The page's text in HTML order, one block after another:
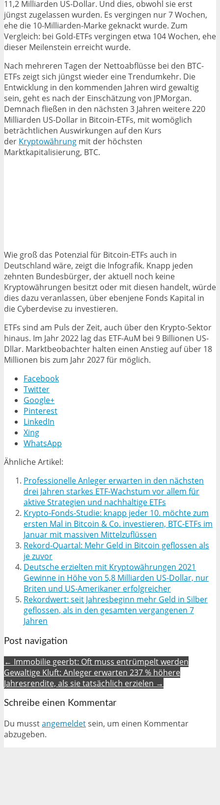
11,2 Milliarden US-Dollar. Und dies, obwohl sie erst
jüngst zugelassen wurden. Es vergingen nur 7 Wochen,
ehe die 10-Milliarden-Marke geknackt wurde. Zum
Vergleich: bei Gold-ETFs vergingen etwa 104 Wochen, ehe
dieser Meilenstein erreicht wurde.
Nach mehreren Tagen der Nettoabflüsse bei den BTC-
ETFs zeigt sich jüngst wieder eine Trendumkehr. Die
Entwicklung in den kommenden Jahren wird gewaltig
sein, geht es nach der Einschätzung von JPMorgan.
Demnach fließen in den nächsten 3 Jahren weitere 220
Milliarden US-Dollar in Bitcoin-ETFs, mit womöglich
beträchtlichen Auswirkungen auf den Kurs
der Kryptowährung mit der höchsten
Marktkapitalisierung, BTC.
Wie groß das Potenzial für Bitcoin-ETFs auch in
Deutschland wäre, zeigt die Infografik. Knapp jeden
zehnten Bundesbürger, der aktuell noch keine
Kryptowährungen besitzt oder mit diesen handelt, würde
dies dazu veranlassen, über ebenjene Fonds Kapital in
die Cyberdevise zu investieren.
ETFs sind am Puls der Zeit, auch über den Krypto-Sektor
hinaus. Im Jahr 2022 lag das ETF-AuM bei 9 Billionen US-
Dllar. Marktbeobachter halten einen Anstieg auf über 18
Millionen bis zum Jahr 2027 für möglich.
Facebook
Twitter
Google+
Pinterest
LinkedIn
Xing
WhatsApp
Ähnliche Artikel:
Professionelle Anleger erwarten in den nächsten
drei Jahren starkes ETF-Wachstum vor allem für
aktive Strategien und nachhaltige ETFs
Krypto-Fonds-Studie: knapp jeder 10. möchte zum
ersten Mal in Bitcoin & Co. investieren, BTC-ETFs im
Januar mit massiven Mittelzuflüssen
Rekord-Quartal: Mehr Geld in Bitcoin geflossen als
je zuvor
Deutsche erzielten mit Kryptowährungen 2021
Gewinne in Höhe von 5,8 Milliarden US-Dollar, nur
Briten und US-Amerikaner erfolgreicher
Rekordwert: seit Jahresbeginn mehr Geld in Silber
geflossen, als in den gesamten vergangenen 7
Jahren
Post navigation
← Immobilie geerbt: Oft muss entrümpelt werden
Gewaltige Kluft: Anleger erwarten 237 % höhere
Jahresrendite, als sie tatsächlich erzielen →
Schreibe einen Kommentar
Du musstangemeldetsein, um einen Kommentar
abzugeben.